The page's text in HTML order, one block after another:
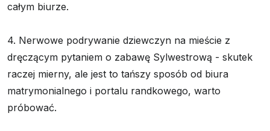
całym biurze.
4. Nerwowe podrywanie dziewczyn na mieście z
dręczącym pytaniem o zabawę Sylwestrową - skutek
raczej mierny, ale jest to tańszy sposób od biura
matrymonialnego i portalu randkowego, warto
próbować.